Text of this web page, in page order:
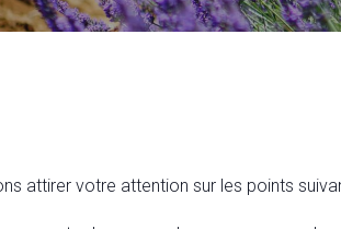
attirer votre attention sur les points